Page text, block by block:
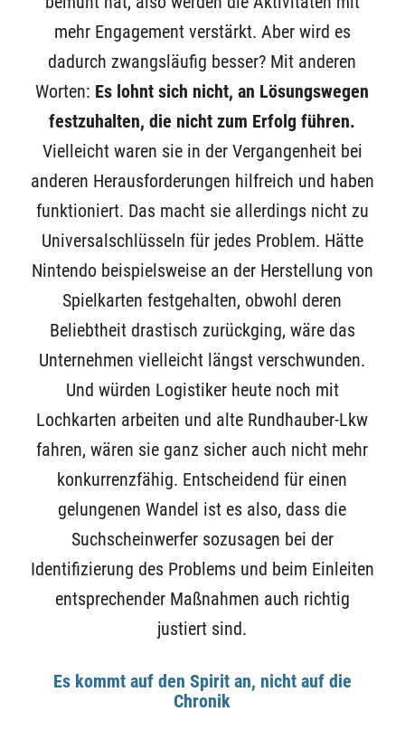
mehr Engagement verstärkt. Aber wird es
dadurch zwangsläufig besser? Mit anderen
Worten: Es lohnt sich nicht, an Lösungswegen
festzuhalten, die nicht zum Erfolg führen.
Vielleicht waren sie in der Vergangenheit bei
anderen Herausforderungen hilfreich und haben
funktioniert. Das macht sie allerdings nicht zu
Universalschlüsseln für jedes Problem. Hätte
Nintendo beispielsweise an der Herstellung von
Spielkarten festgehalten, obwohl deren
Beliebtheit drastisch zurückging, wäre das
Unternehmen vielleicht längst verschwunden.
Und würden Logistiker heute noch mit
Lochkarten arbeiten und alte Rundhauber-Lkw
fahren, wären sie ganz sicher auch nicht mehr
konkurrenzfähig. Entscheidend für einen
gelungenen Wandel ist es also, dass die
Suchscheinwerfer sozusagen bei der
Identifizierung des Problems und beim Einleiten
entsprechender Maßnahmen auch richtig
justiert sind.
Es kommt auf den Spirit an, nicht auf die
Chronik